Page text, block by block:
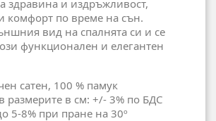
здравина и издръжливост,
комфорт по време на сън.
вид на спалнята си и се
функционален и елегантен
сатен, 100 % памук
размерите в см: +/- 3% по БДС
5-8% при пране на 30º